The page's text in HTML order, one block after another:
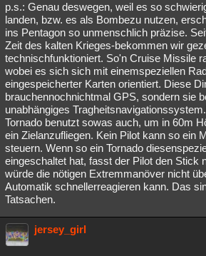
p.s.: Genau deswegen, weil es so
landen, bzw. es als Bombezu nutzen,
ins Pentagon so unmenschlich präzise.
Zeit des kalten Krieges-bekommen wir
technischfunktioniert. So'n Cruise Missile
wobei es sich sich mit einemspeziellen
eingespeicherter Karten orientiert. Diese
brauchennochnichtmal GPS, sondern sie
unabhängiges
Tornado benutzt sowas auch, um in 60m
ein Zielanzufliegen. Kein Pilot kann so ein
steuern. Wenn so ein Tornado
eingeschaltet hat, fasst der Pilot den Stick
würde die nötigen Extremmanöver nicht
Automatik schnellerreagieren kann. Das
Tatsachen.
jersey_girl